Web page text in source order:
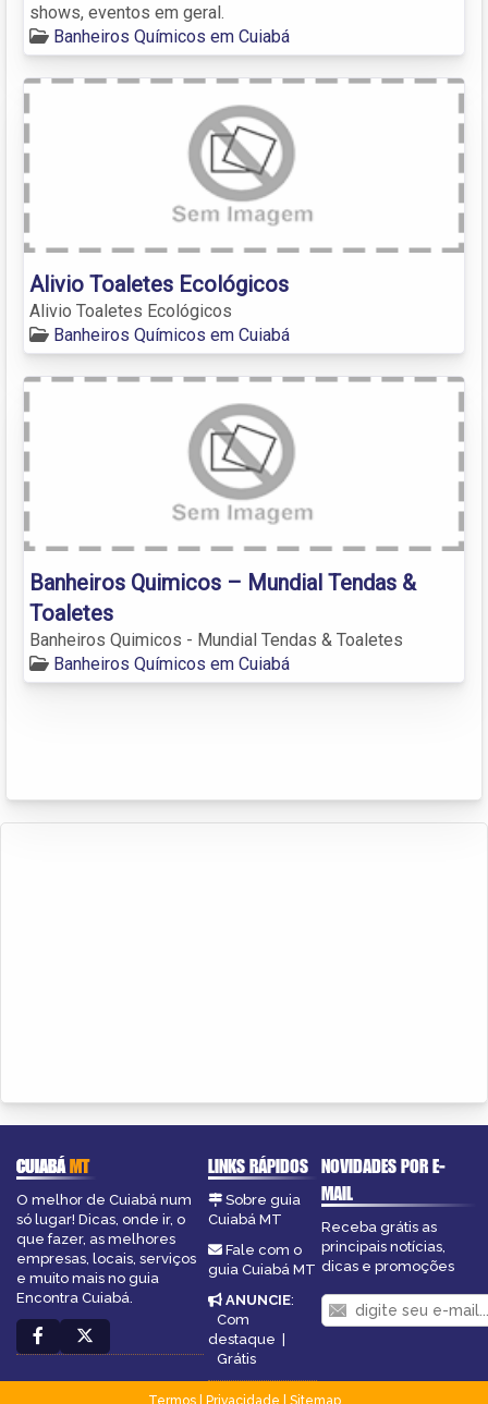
shows, eventos em geral.
Banheiros Químicos em Cuiabá
Alivio Toaletes Ecológicos
Alivio Toaletes Ecológicos
Banheiros Químicos em Cuiabá
Banheiros Quimicos – Mundial Tendas &
Toaletes
Banheiros Quimicos - Mundial Tendas & Toaletes
Banheiros Químicos em Cuiabá
CUIABÁMT
O melhor de Cuiabá num
só lugar! Dicas, onde ir, o
que fazer, as melhores
empresas, locais, serviços
e muito mais no guia
Encontra Cuiabá.
LINKS RÁPIDOS
Sobre guia
Cuiabá MT
Fale com o
guia Cuiabá MT
ANUNCIE:
Com
destaque |
Grátis
NOVIDADES POR E-
MAIL
Receba grátis as
principais notícias,
dicas e promoções
Termos| Privacidade
Sitemap